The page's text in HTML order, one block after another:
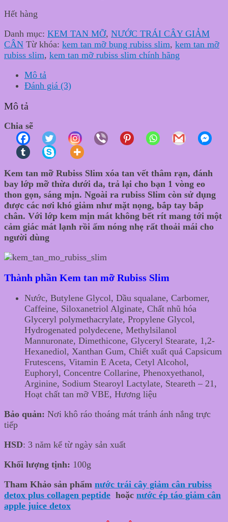
Hết hàng
Danh mục: KEM TAN MỠ, NƯỚC TRÁI CÂY GIẢM
CÂN Từ khóa: kem tan mỡ bụng rubiss slim, kem tan mỡ
rubiss slim, kem tan mỡ rubiss slim chính hãng
Mô tả
Đánh giá (3)
Mô tả
Chia sẽ
Kem tan mỡ Rubiss Slim xóa tan vết thâm rạn, đánh
bay lớp mỡ thừa dưới da, trả lại cho bạn 1 vòng eo
thon gọn, sáng mịn. Ngoài ra rubiss Slim còn sử dụng
được các nơi khó giảm như mặt nọng, bắp tay bắp
chân. Với lớp kem mịn mát không bết rít mang tới một
cảm giác mát lạnh rồi ấm nóng nhẹ rất thoải mái cho
người dùng
Thành phần Kem tan mỡ Rubiss Slim
Nước, Butylene Glycol, Dầu squalane, Carbomer,
Caffeine, Siloxanetriol Alginate, Chất nhũ hóa
Glyceryl polymethacrylate, Propylene Glycol,
Hydrogenated polydecene, Methylsilanol
Mannuronate, Dimethicone, Glyceryl Stearate, 1,2-
Hexanediol, Xanthan Gum, Chiết xuất quả Capsicum
Frutescens, Vitamin E Aceta, Cetyl Alcohol,
Euphoryl, Concentre Collarine, Phenoxyethanol,
Arginine, Sodium Stearoyl Lactylate, Steareth – 21,
Hoạt chất tan mỡ VBE, Hương liệu
Bảo quản: Nơi khô ráo thoáng mát tránh ánh nắng trực
tiếp
HSD: 3 năm kể từ ngày sản xuất
Khối lượng tịnh: 100g
Tham Khảo sản phẩm nước trái cây giảm cân rubiss
detox plus collagen peptide hoặc nước ép táo giảm cân
apple juice detox